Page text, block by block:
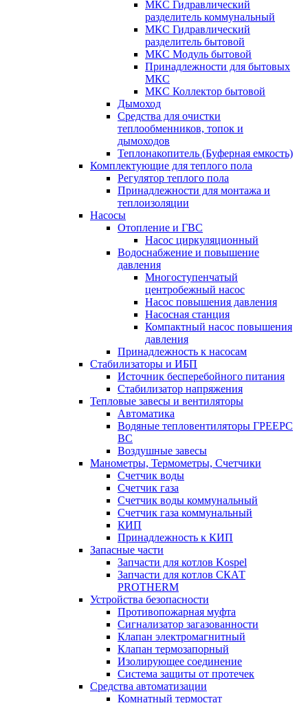
МКС Гидравлический
разделитель коммунальный
МКС Гидравлический
разделитель бытовой
МКС Модуль бытовой
Принадлежности для бытовых
МКС
МКС Коллектор бытовой
Дымоход
Средства для очистки
теплообменников, топок и
дымоходов
Теплонакопитель (Буферная емкость)
Комплектующие для теплого пола
Регулятор теплого пола
Принадлежности для монтажа и
теплоизоляции
Насосы
Отопление и ГВС
Насос циркуляционный
Водоснабжение и повышение
давления
Многоступенчатый
центробежный насос
Насос повышения давления
Насосная станция
Компактный насос повышения
давления
Принадлежность к насосам
Стабилизаторы и ИБП
Источник бесперебойного питания
Стабилизатор напряжения
Тепловые завесы и вентиляторы
Автоматика
Водяные тепловентиляторы ГРЕЕРС
ВС
Воздушные завесы
Манометры, Термометры, Счетчики
Счетчик воды
Счетчик газа
Счетчик воды коммунальный
Счетчик газа коммунальный
КИП
Принадлежность к КИП
Запасные части
Запчасти для котлов Kospel
Запчасти для котлов СКАТ
PROTHERM
Устройства безопасности
Противопожарная муфта
Сигнализатор загазованности
Клапан электромагнитный
Клапан термозапорный
Изолирующее соединение
Система защиты от протечек
Средства автоматизации
Комнатный термостат